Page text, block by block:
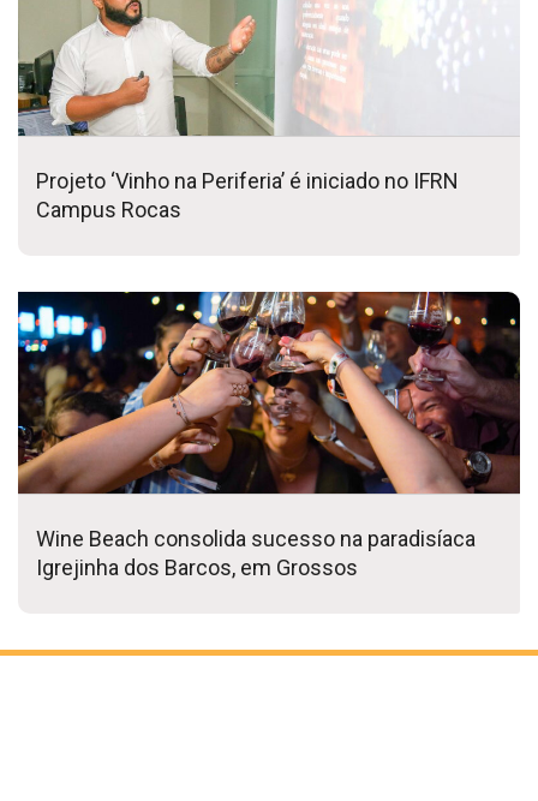
Projeto ‘Vinho na Periferia’ é iniciado no IFRN
Campus Rocas
Wine Beach consolida sucesso na paradisíaca
Igrejinha dos Barcos, em Grossos